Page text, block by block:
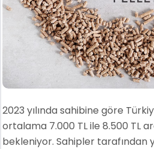
2023 yılında sahibine göre
ortalama 7.000 TL ile 8.500 TL
bekleniyor. Sahipler tarafından